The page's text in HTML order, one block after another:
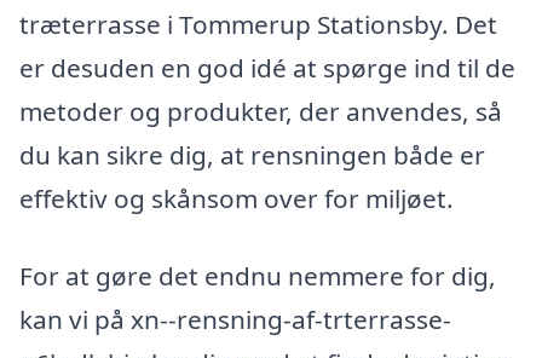
træterrasse i Tommerup Stationsby. Det
er desuden en god idé at spørge ind til de
metoder og produkter, der anvendes, så
du kan sikre dig, at rensningen både er
effektiv og skånsom over for miljøet.
For at gøre det endnu nemmere for dig,
kan vi på xn--rensning-af-trterrasse-